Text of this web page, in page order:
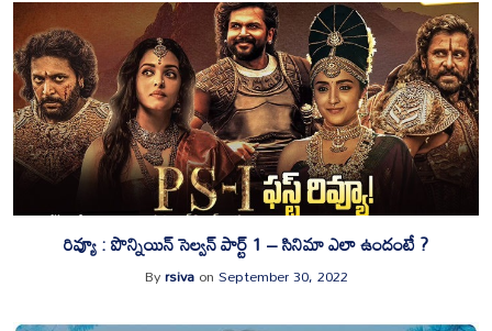
రివ్యూ : పొన్నియిన్ సెల్వన్ పార్ట్ 1 – సినిమా ఎలా ఉందంటే ?
ByrsivaonSeptember 30, 2022